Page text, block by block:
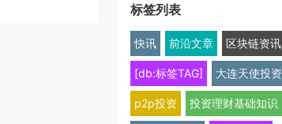
标签列表
快讯 前沿文章 区块链资讯
[db:标签TAG] 大连天使投资
p2p投资 投资理财基础知识